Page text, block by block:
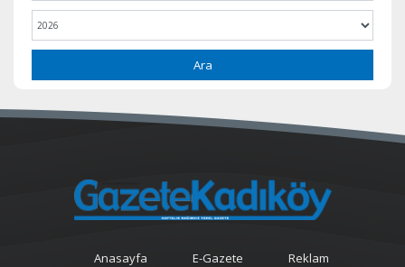
Ara
Anasayfa E-Gazete Reklam